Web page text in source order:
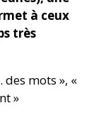
à ceux
très
mots », «
»